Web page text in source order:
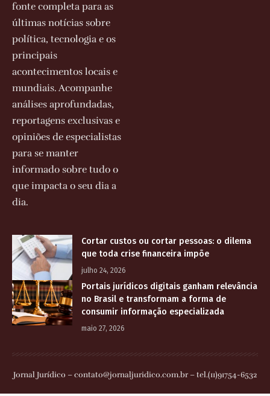
fonte completa para as
últimas notícias sobre
política, tecnologia e os
principais
acontecimentos locais e
mundiais. Acompanhe
análises aprofundadas,
reportagens exclusivas e
opiniões de especialistas
para se manter
informado sobre tudo o
que impacta o seu dia a
dia.
Cortar custos ou cortar pessoas: o dilema
que toda crise financeira impõe
julho 24, 2026
Portais jurídicos digitais ganham relevância
no Brasil e transformam a forma de
consumir informação especializada
maio 27, 2026
Jornal Jurídico –contato@jornaljuridico.com.br– tel.(11)91754-6532